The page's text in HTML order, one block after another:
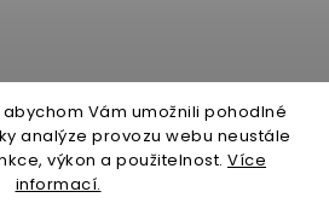
Vám umožnili pohodlné
analýze provozu webu neustále
výkon a použitelnost. Více
informací.